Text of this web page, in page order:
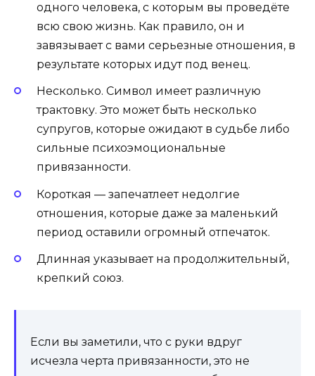
одного человека, с которым вы проведёте
всю свою жизнь. Как правило, он и
завязывает с вами серьезные отношения, в
результате которых идут под венец.
Несколько. Символ имеет различную
трактовку. Это может быть несколько
супругов, которые ожидают в судьбе либо
сильные психоэмоциональные
привязанности.
Короткая — запечатлеет недолгие
отношения, которые даже за маленький
период оставили огромный отпечаток.
Длинная указывает на продолжительный,
крепкий союз.
Если вы заметили, что с руки вдруг
исчезла черта привязанности, это не